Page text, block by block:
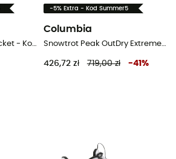
Hunter Arch™ Shirt Jacket - Koszula meski
-5% Extra - Kod Summer5
Columbia
Snowtrot Peak OutDry Extreme - Śniegowce meskie
426,72 zł 719,00 zł -41 %